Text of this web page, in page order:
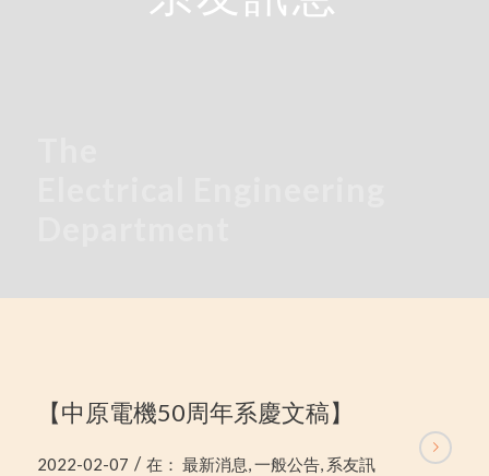
【中原電機50周年系慶文稿】
2022-02-07 / 在： 最新消息,一般公告, 系友訊